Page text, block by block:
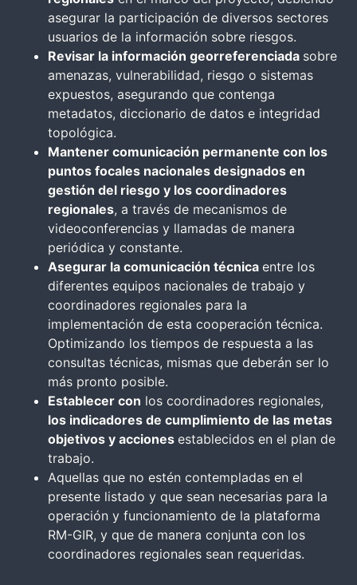
asegurar la participación de diversos sectores
usuarios de la información sobre riesgos.
Revisar la información georreferenciada sobre
amenazas, vulnerabilidad, riesgo o sistemas
expuestos, asegurando que contenga
metadatos, diccionario de datos e integridad
topológica.
Mantener comunicación permanente con los
puntos focales nacionales designados en
gestión del riesgo y los coordinadores
regionales, a través de mecanismos de
videoconferencias y llamadas de manera
periódica y constante.
Asegurar la comunicación técnica entre los
diferentes equipos nacionales de trabajo y
coordinadores regionales para la
implementación de esta cooperación técnica.
Optimizando los tiempos de respuesta a las
consultas técnicas, mismas que deberán ser lo
más pronto posible.
Establecer con los coordinadores regionales,
los indicadores de cumplimiento de las metas
objetivos y acciones establecidos en el plan de
trabajo.
Aquellas que no estén contempladas en el
presente listado y que sean necesarias para la
operación y funcionamiento de la plataforma
RM-GIR, y que de manera conjunta con los
coordinadores regionales sean requeridas.